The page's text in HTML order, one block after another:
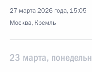
27 марта 2026 года, 15:05
Москва, Кремль
23 марта,